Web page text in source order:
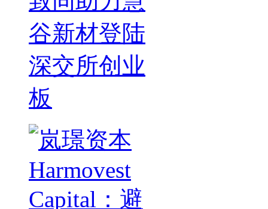
谷新材登陆
深交所创业
板